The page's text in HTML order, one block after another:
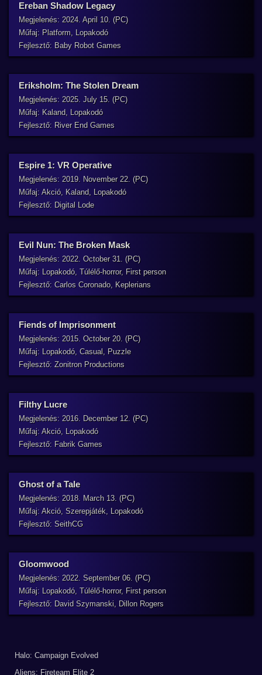
Ereban Shadow Legacy
Megjelenés: 2024. April 10. (PC)
Műfaj: Platform, Lopakodó
Fejlesztő: Baby Robot Games
Eriksholm: The Stolen Dream
Megjelenés: 2025. July 15. (PC)
Műfaj: Kaland, Lopakodó
Fejlesztő: River End Games
Espire 1: VR Operative
Megjelenés: 2019. November 22. (PC)
Műfaj: Akció, Kaland, Lopakodó
Fejlesztő: Digital Lode
Evil Nun: The Broken Mask
Megjelenés: 2022. October 31. (PC)
Műfaj: Lopakodó, Túlélő-horror, First person
Fejlesztő: Carlos Coronado, Keplerians
Fiends of Imprisonment
Megjelenés: 2015. October 20. (PC)
Műfaj: Lopakodó, Casual, Puzzle
Fejlesztő: Zonitron Productions
Filthy Lucre
Megjelenés: 2016. December 12. (PC)
Műfaj: Akció, Lopakodó
Fejlesztő: Fabrik Games
Ghost of a Tale
Megjelenés: 2018. March 13. (PC)
Műfaj: Akció, Szerepjáték, Lopakodó
Fejlesztő: SeithCG
Gloomwood
Megjelenés: 2022. September 06. (PC)
Műfaj: Lopakodó, Túlélő-horror, First person
Fejlesztő: David Szymanski, Dillon Rogers
Halo: Campaign Evolved
Aliens: Fireteam Elite 2